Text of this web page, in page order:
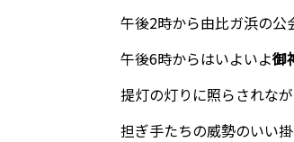
午後2時から由比ガ浜の公
午後6時からはいよいよ御
提灯の灯りに照らされな
担ぎ手たちの威勢のいい